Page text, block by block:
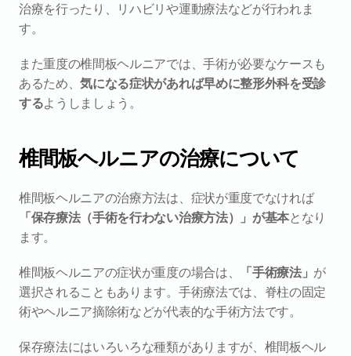
治療を行ったり、リハビリや運動療法などが行われま
す。
また重度の椎間板ヘルニアでは、手術が必要なケースも
あるため、気になる症状があれば早めに整形外科を受診
するようしましょう。
椎間板ヘルニアの治療について
椎間板ヘルニアの治療方法は、症状が重度でなければ
「保存療法（手術を行わない治療方法）」が基本となり
ます。
椎間板ヘルニアの症状が重度の場合は、 「手術療法」 が
選択されることもあります。手術療法では、脊柱の固定
術やヘルニア摘除術などが代表的な手術方法です。
保存療法にはいろいろな種類がありますが、椎間板ヘル